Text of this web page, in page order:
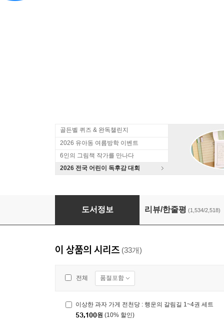
골든벨 퀴즈 & 완독챌린지
2026 유아동 여름방학 이벤트
6인의 그림책 작가를 만나다
2026 전국 어린이 독후감 대회
이상한 과자 가게 전천당 1~20권 세트
도서정보 리뷰/한줄평 (1,534/2,518)
이 상품의 시리즈 (33개)
전체 품절포함
이상한 과자 가게 전천당 : 행운의 갈림길 1~4권 세트
53,100원 (10% 할인)